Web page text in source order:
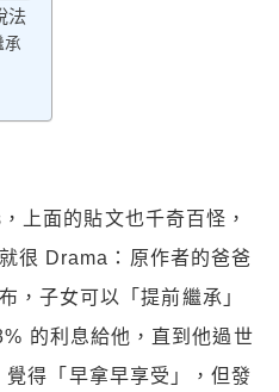
法
上面的貼文也千奇百怪，
就很 Drama：原作者的爸爸
，子女可以「提前繼承」
的利息給他，直到他過世
得「早拿早享受」，但發